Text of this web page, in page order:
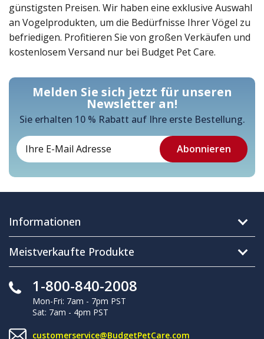
günstigsten Preisen. Wir haben eine exklusive Auswahl
an Vogelprodukten, um die Bedürfnisse Ihrer Vögel zu
befriedigen. Profitieren Sie von großen Verkäufen und
kostenlosem Versand nur bei Budget Pet Care.
Melden Sie sich jetzt für unseren
Newsletter an!
Sie erhalten 10 % Rabatt auf Ihre erste Bestellung.
Informationen
Meistverkaufte Produkte
1-800-840-2008
Mon-Fri: 7am - 7pm PST
Sat: 7am - 4pm PST
customerservice@BudgetPetCare.com